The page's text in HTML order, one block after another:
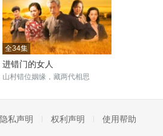
全34集
进错门的女人
山村错位姻缘，藏两代相思
隐私声明 权利声明 使用帮助